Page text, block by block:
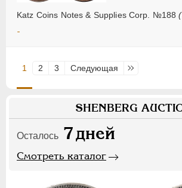
Katz Coins Notes & Supplies Corp. №188
-
1 2 3 Следующая Последняя
SHENBERG
Осталось 7дней
Смотреть каталог